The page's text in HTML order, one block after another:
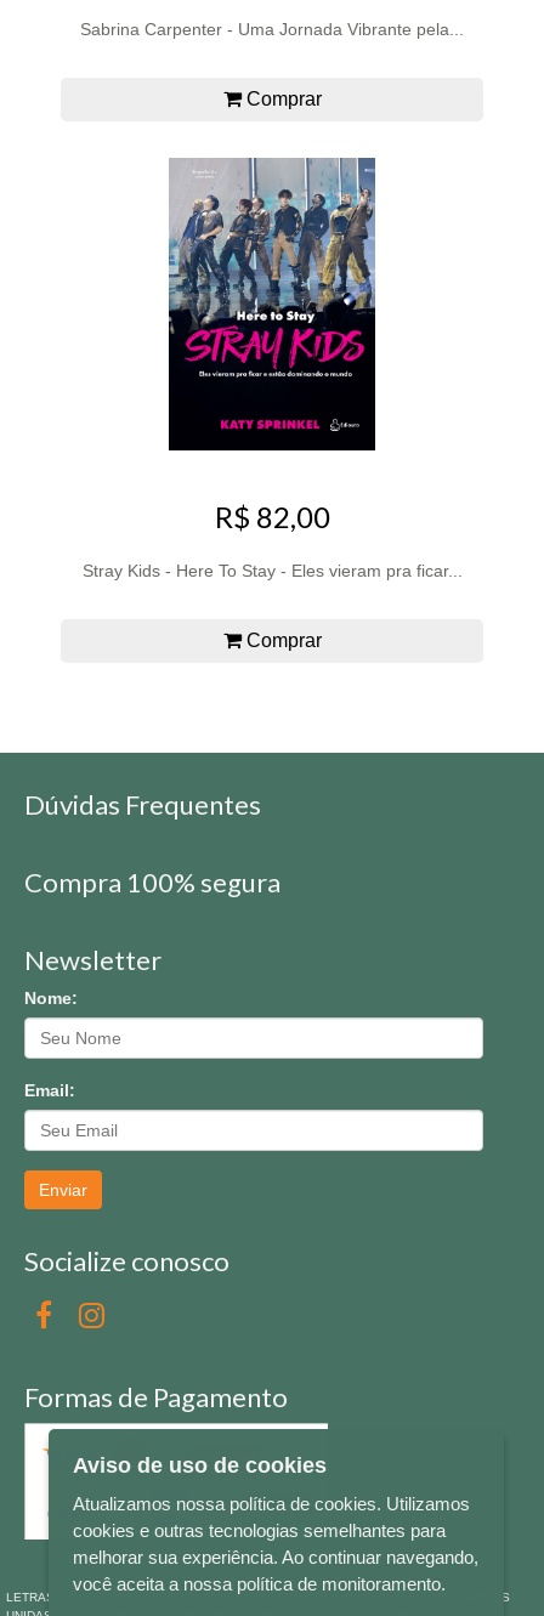
Sabrina Carpenter - Uma Jornada Vibrante pela...
Comprar
R$ 82,00
Stray Kids - Here To Stay - Eles vieram pra ficar...
Comprar
Dúvidas Frequentes
Compra 100% segura
Newsletter
Nome:
Email:
Enviar
Socialize conosco
Formas de Pagamento
LETRAS & CIA - CNPJ n° 88.587.548/0001-20 - Térreo Bourbon Shopping - AV. NAÇÕES
Aviso de uso de cookies
Atualizamos nossa política de cookies. Utilizamos
cookies e outras tecnologias semelhantes para
melhorar sua experiência. Ao continuar navegando,
você aceita a nossa política de monitoramento.